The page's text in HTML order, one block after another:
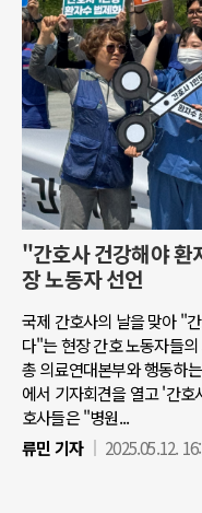
"간호사 건강해야 환
장 노동자 선언
국제 간호사의 날을 맞아 "
다"는 현장 간호 노동자들
총 의료연대본부와 행동하
에서 기자회견을 열고 '간
호사들은 "병원...
류민 기자
2025.05.12.